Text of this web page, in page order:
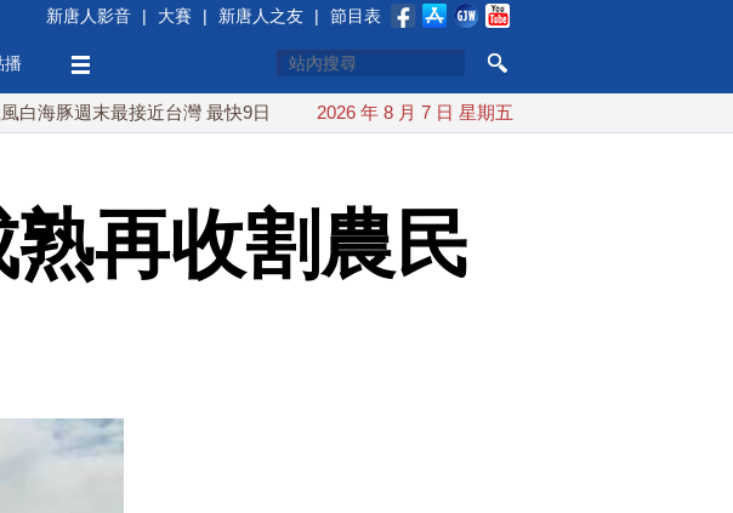
新唐人影音 | 大賽 | 新唐人之友 | 節目表
播
末最接近台灣 最快9日可能登陸中國 台灣漢光首結合城鎮演習 AIT連續發文讚「韌性
2026 年 8 月 7 日 星期五
再收割農民